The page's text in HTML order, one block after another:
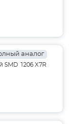
аналог
SMD 1206 X7R